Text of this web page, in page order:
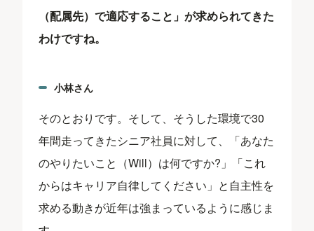
（配属先）で適応すること」が求められてきた
わけですね。
小林さん
そのとおりです。そして、そうした環境で30
年間走ってきたシニア社員に対して、「あなた
のやりたいこと（Will）は何ですか?」「これ
からはキャリア自律してください」と自主性を
求める動きが近年は強まっているように感じま